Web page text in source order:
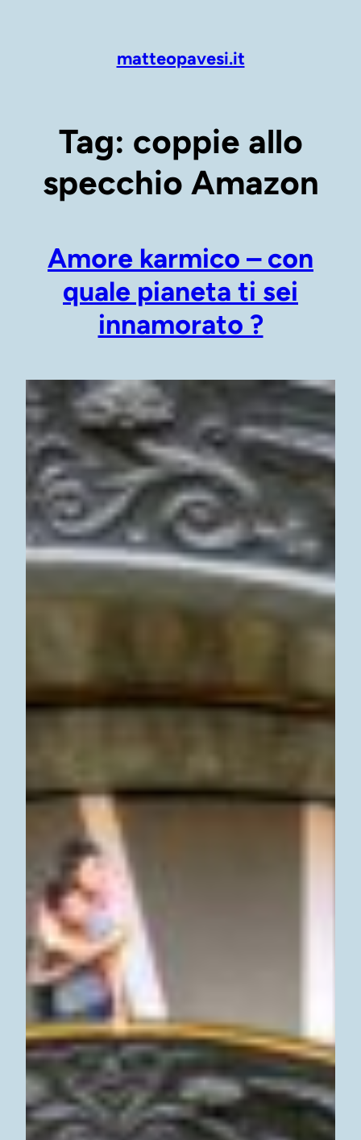
matteopavesi.it
Tag: coppie allo
specchio Amazon
Amore karmico – con
quale pianeta ti sei
innamorato ?